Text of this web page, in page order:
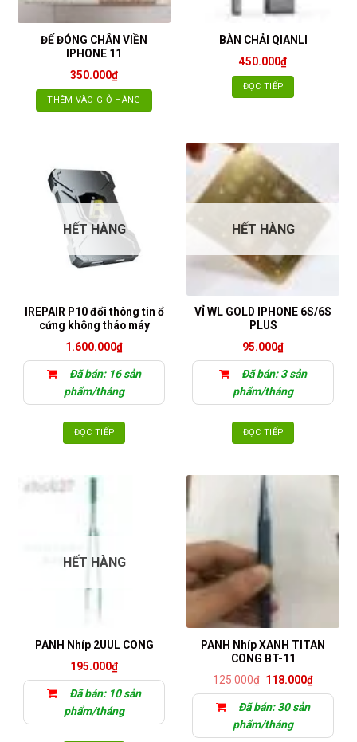
ĐẾ ĐÓNG CHÂN VIỀN
IPHONE 11
350.000₫
THÊM VÀO GIỎ HÀNG
BÀN CHẢI QIANLI
450.000₫
ĐỌC TIẾP
HẾT HÀNG
IREPAIR P10 đổi thông tin ổ
cứng không tháo máy
1.600.000₫
Đã bán: 16 sản
phẩm/tháng
ĐỌC TIẾP
HẾT HÀNG
VỈ WL GOLD IPHONE 6S/6S
PLUS
95.000₫
Đã bán: 3 sản
phẩm/tháng
ĐỌC TIẾP
HẾT HÀNG
PANH Nhíp 2UUL CONG
195.000₫
Đã bán: 10 sản
phẩm/tháng
PANH Nhíp XANH TITAN
CONG BT-11
125.000₫ Giá
là:
125.000₫.
118.000₫Giá
Đã bán: 30 sản
phẩm/tháng